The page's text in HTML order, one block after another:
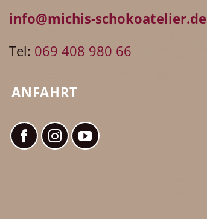
info@michis-schokoatelier.de
Tel: 069 408 980 66
ANFAHRT